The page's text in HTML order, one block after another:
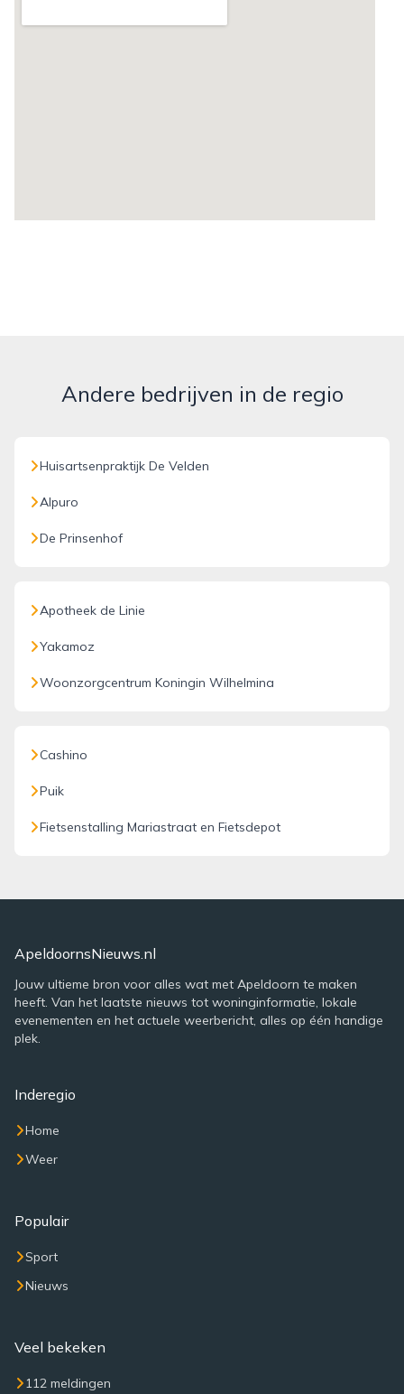
Andere bedrijven in de regio
Huisartsenpraktijk De Velden
Alpuro
De Prinsenhof
Apotheek de Linie
Yakamoz
Woonzorgcentrum Koningin Wilhelmina
Cashino
Puik
Fietsenstalling Mariastraat en Fietsdepot
ApeldoornsNieuws.nl
Jouw ultieme bron voor alles wat met Apeldoorn te maken
heeft. Van het laatste nieuws tot woninginformatie, lokale
evenementen en het actuele weerbericht, alles op één handige
plek.
Inderegio
Home
Weer
Populair
Sport
Nieuws
Veel bekeken
112 meldingen